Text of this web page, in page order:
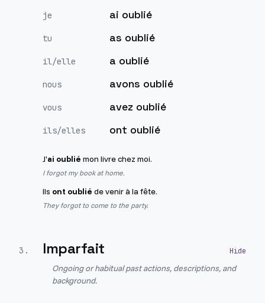
je ai oublié
tu as oublié
il/elle a oublié
nous avons oublié
vous avez oublié
ils/elles ont oublié
J'ai oublié mon livre chez moi.
I forgot my book at home.
Ils ont oublié de venir à la fête.
They forgot to come to the party.
3 . Imparfait
Ongoing or habitual past actions, descriptions, and
background.